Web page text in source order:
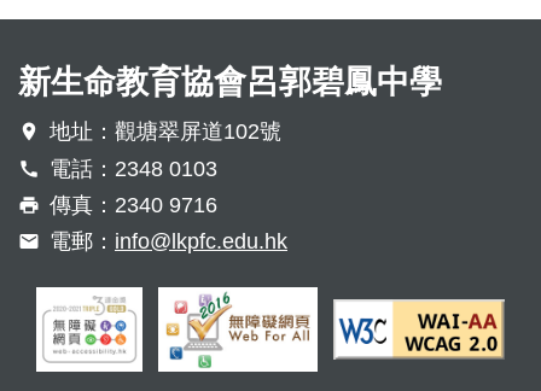
新生命教育協會呂郭碧鳳中學
地址：觀塘翠屏道102號
電話：2348 0103
傳真：2340 9716
電郵： info@lkpfc.edu.hk